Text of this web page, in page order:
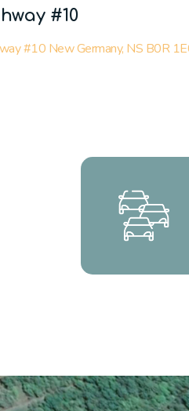
#10
#10 New Germany, NS B0R